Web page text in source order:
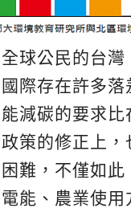
球公民的台灣
際存在許多落
減碳的要求比
策的修正上，
難，不僅如此
能、農業使用